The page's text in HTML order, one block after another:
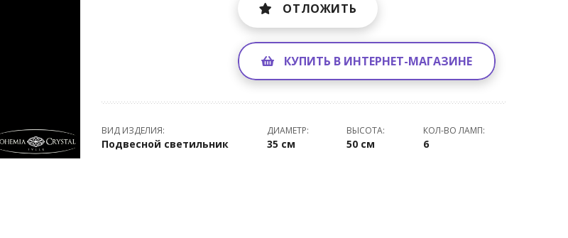
ОТЛОЖИТЬ
КУПИТЬ В ИНТЕРНЕТ-МАГАЗИНЕ
ВИД ИЗДЕЛИЯ:
Подвесной светильник
ДИАМЕТР:
35 см
ВЫСОТА:
50 см
КОЛ-ВО ЛАМП:
6